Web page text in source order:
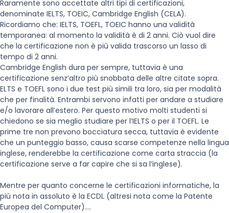
Raramente sono accettate altri tipi di certificazioni,
denominate IELTS, TOEIC, Cambridge English (CELA).
Ricordiamo che: IELTS, TOEFL, TOEIC hanno una validità
temporanea: al momento la validità è di 2 anni. Ciò vuol dire
che la certificazione non è più valida trascorso un lasso di
tempo di 2 anni.
Cambridge English dura per sempre, tuttavia è una
certificazione senz’altro più snobbata delle altre citate sopra.
ELTS e TOEFL sono i due test più simili tra loro, sia per modalità
che per finalità. Entrambi servono infatti per andare a studiare
e/o lavorare all’estero. Per questo motivo molti studenti si
chiedono se sia meglio studiare per l’IELTS o per il TOEFL. Le
prime tre non prevono bocciatura secca, tuttavia è evidente
che un punteggio basso, causa scarse competenze nella lingua
inglese, renderebbe la certificazione come carta straccia (la
certificazione serve a far capire che si sa l’inglese).
Mentre per quanto concerne le certificazioni informatiche, la
più nota in assoluto è la ECDL (altresi nota come la Patente
Europea del Computer).…